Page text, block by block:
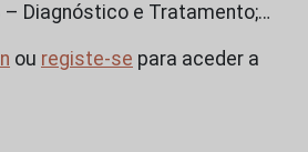
– Diagnóstico e Tratamento;…
ou registe-se para aceder a